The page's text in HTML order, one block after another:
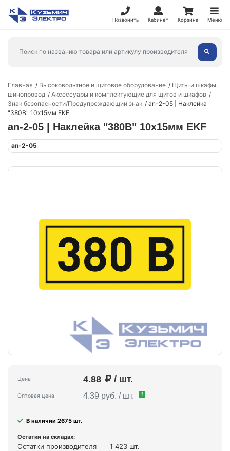
Позвонить Кабинет Корзина Меню
Главная Высоковольтное и щитовое оборудование
Щиты и шкафы,
шинопровод
Аксессуары и комплектующие для щитов и шкафов
Знак безопасности/Предупреждающий знак
an-2-05 | Наклейка
"380В" 10х15мм EKF
an-2-05 | Наклейка "380В" 10х15мм EKF
an-2-05
Цена 4.88 / шт.
Оптовая цена 4.39 руб. / шт. !
В наличии 2675 шт.
Остатки на складах:
Остатки производителя 1 423 шт.